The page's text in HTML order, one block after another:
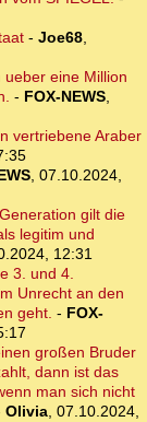
- Joe68,
eine Million
- FOX-NEWS,
vertriebene Araber
, 07.10.2024,
gilt die
legitim und
12:31
3. und 4.
Unrecht an den
geht. - FOX-
großen Bruder
dann ist das
man sich nicht
Olivia, 07.10.2024,